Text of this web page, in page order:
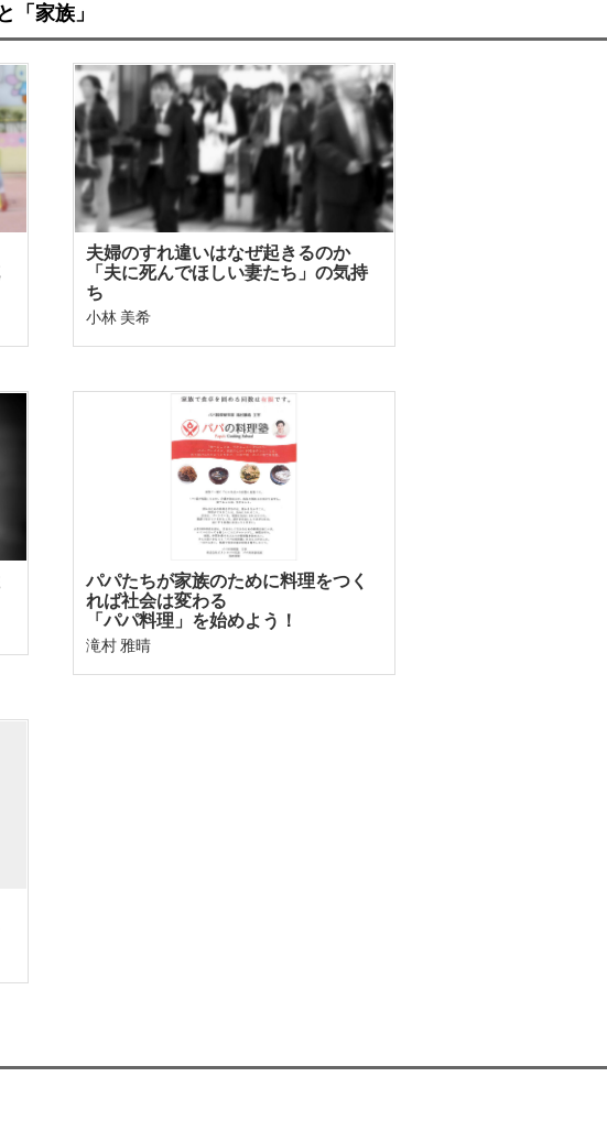
「家族」
夫婦のすれ違いはなぜ起きるのか
「夫に死んでほしい妻たち」の気持
ち
小林 美希
パパたちが家族のために料理をつく
れば社会は変わる
「パパ料理」を始めよう！
滝村 雅晴